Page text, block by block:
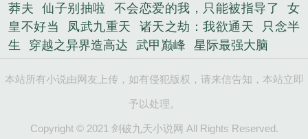
莽夫
仙子别抽啦 不会恋爱的我，只能被指导了
女
皇不好当
凤武九重天 诸天之劫：我欲通天
只念半
生
穿越之异界造高达 武甲巅峰 星际最强大脑
本站所有小说由网友上传，如有侵犯版权，请来信告知，本站立即
予以处理。
Copyright © 2021 剑破九天小说网 All Rights Reserved.